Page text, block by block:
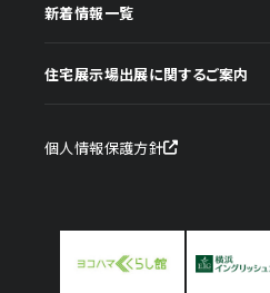
新着情報一覧
住宅展示場出展に関するご案内
個人情報保護方針